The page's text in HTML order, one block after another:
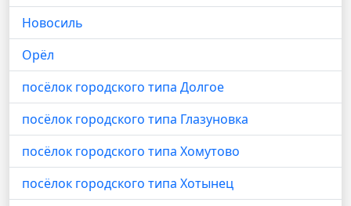
Новосиль
Орёл
посёлок городского типа Долгое
посёлок городского типа Глазуновка
посёлок городского типа Хомутово
посёлок городского типа Хотынец